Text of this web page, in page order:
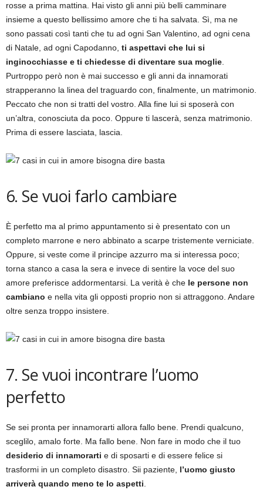
rosse a prima mattina. Hai visto gli anni più belli camminare
insieme a questo bellissimo amore che ti ha salvata. Sì, ma ne
sono passati così tanti che tu ad ogni San Valentino, ad ogni cena
di Natale, ad ogni Capodanno, ti aspettavi che lui si
inginocchiasse e ti chiedesse di diventare sua moglie
Purtroppo però non è mai successo e gli anni da innamorati
strapperanno la linea del traguardo con, finalmente, un matrimonio.
Peccato che non si tratti del vostro. Alla fine lui si sposerà con
un’altra, conosciuta da poco. Oppure ti lascerà, senza matrimonio.
Prima di essere lasciata, lascia.
6. Se vuoi farlo cambiare
È perfetto ma al primo appuntamento si è presentato con un
completo marrone e nero abbinato a scarpe tristemente verniciate.
Oppure, si veste come il principe azzurro ma si interessa poco;
torna stanco a casa la sera e invece di sentire la voce del suo
amore preferisce addormentarsi. La verità è che le persone non
cambiano e nella vita gli opposti proprio non si attraggono. Andare
oltre senza troppo insistere.
7. Se vuoi incontrare l’uomo
perfetto
Se sei pronta per innamorarti allora fallo bene. Prendi qualcuno,
sceglilo, amalo forte. Ma fallo bene. Non fare in modo che il tuo
desiderio di innamorarti e di sposarti e di essere felice si
trasformi in un completo disastro. Sii paziente, l’uomo giusto
arriverà quando meno te lo aspetti